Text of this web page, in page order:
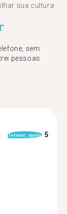
sua cultura
sem
pessoas
format_quote 5